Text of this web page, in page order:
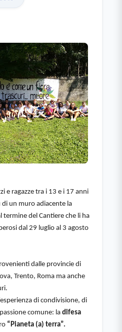
e ragazze tra i 13 e i 17 anni
un muro adiacente la
termine del Cantiere che li ha
dal 29 luglio al 3 agosto
dalle provincie di
Trento, Roma ma anche
di condivisione, di
comune: la difesa
“Pianeta (a) terra”.